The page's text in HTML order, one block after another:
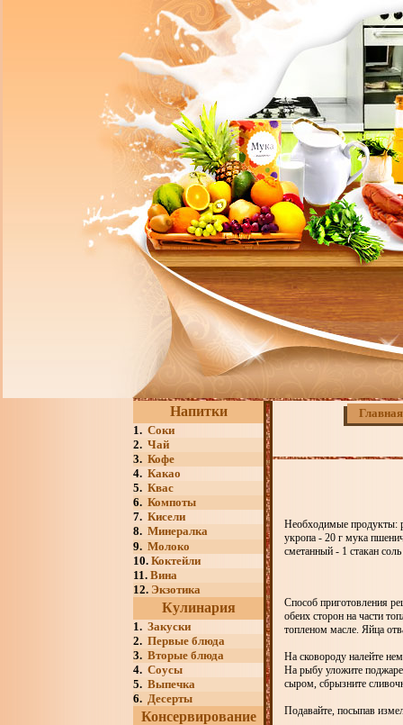
Напитки
1. Соки
2. Чай
3. Кофе
4. Какао
5. Квас
6. Компоты
7. Кисели
8. Минералка
9. Молоко
10. Коктейли
11. Вина
12. Экзотика
Кулинария
1. Закуски
2. Первые блюда
3. Вторые блюда
4. Соусы
5. Выпечка
6. Десерты
Консервирование
Главная
Необходимые продукты:
укропа - 20 г мука
сметанный - 1 стакан соль
Способ приготовления
обеих сторон на части
топленом масле. Яйца
На сковороду налейте
На рыбу уложите
сыром, сбрызните
Подавайте, посыпав